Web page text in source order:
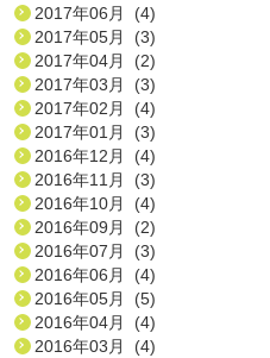
2017年06月 (4)
2017年05月 (3)
2017年04月 (2)
2017年03月 (3)
2017年02月 (4)
2017年01月 (3)
2016年12月 (4)
2016年11月 (3)
2016年10月 (4)
2016年09月 (2)
2016年07月 (3)
2016年06月 (4)
2016年05月 (5)
2016年04月 (4)
2016年03月 (4)